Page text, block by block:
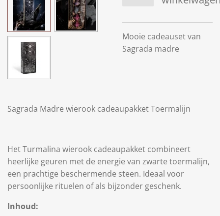
Mooie cadeauset van
Sagrada madre
Sagrada Madre wierook cadeaupakket Toermalijn
Het Turmalina wierook cadeaupakket combineert
heerlijke geuren met de energie van zwarte toermalijn,
een prachtige beschermende steen. Ideaal voor
persoonlijke rituelen of als bijzonder geschenk.
Inhoud: